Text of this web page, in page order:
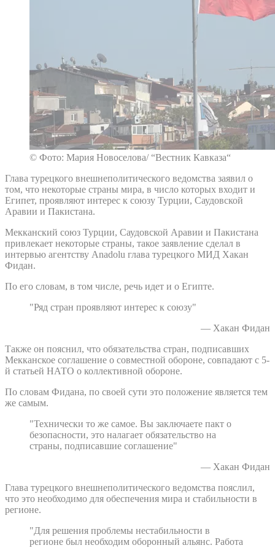
© Фото: Мария Новоселова/ “Вестник Кавказа“
Глава турецкого внешнеполитического ведомства заявил о
том, что некоторые страны мира, в число которых входит и
Египет, проявляют интерес к союзу Турции, Саудовской
Аравии и Пакистана.
Мекканский союз Турции, Саудовской Аравии и Пакистана
привлекает некоторые страны, такое заявление сделал в
интервью агентству Anadolu глава турецкого МИД Хакан
Фидан.
По его словам, в том числе, речь идет и о Египте.
"Ряд стран проявляют интерес к союзу"
— Хакан Фидан
Также он пояснил, что обязательства стран, подписавших
Мекканское соглашение о совместной обороне, совпадают с 5-
й статьей НАТО о коллективной обороне.
По словам Фидана, по своей сути это положение является тем
же самым.
"Технически то же самое. Вы заключаете пакт о
безопасности, это налагает обязательство на
страны, подписавшие соглашение"
— Хакан Фидан
Глава турецкого внешнеполитического ведомства пояслил,
что это необходимо для обеспечения мира и стабильности в
регионе.
"Для решения проблемы нестабильности в
регионе был необходим оборонный альянс. Работа